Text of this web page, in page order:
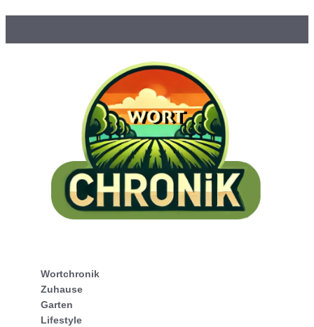
Wortchronik
Zuhause
Garten
Lifestyle